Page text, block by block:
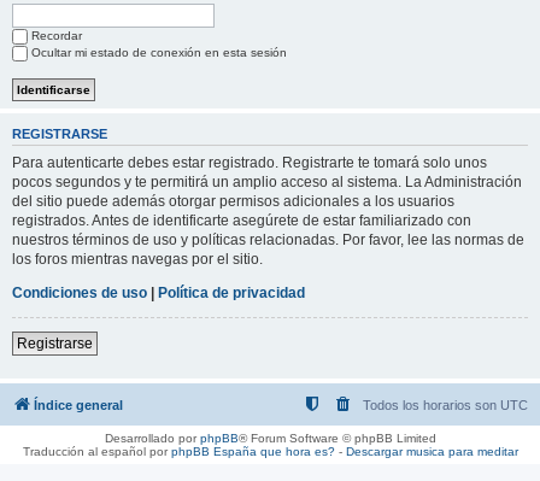
Recordar
Ocultar mi estado de conexión en esta sesión
REGISTRARSE
Para autenticarte debes estar registrado. Registrarte te tomará solo unos
pocos segundos y te permitirá un amplio acceso al sistema. La Administración
del sitio puede además otorgar permisos adicionales a los usuarios
registrados. Antes de identificarte asegúrete de estar familiarizado con
nuestros términos de uso y políticas relacionadas. Por favor, lee las normas de
los foros mientras navegas por el sitio.
Condiciones de uso | Política de privacidad
Registrarse
Índice general Todos los horarios son UTC
Desarrollado porphpBB® Forum Software © phpBB Limited
Traducción al español porphpBB España que hora es?- Descargar musica para meditar